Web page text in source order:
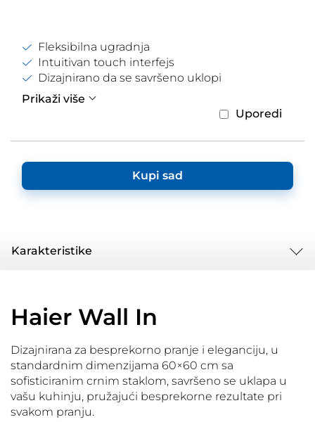
Fleksibilna ugradnja
Intuitivan touch interfejs
Dizajnirano da se savršeno uklopi
Prikaži više
Uporedi
Kupi sad
Karakteristike
Haier Wall In
Dizajnirana za besprekorno pranje i eleganciju, u
standardnim dimenzijama 60×60 cm sa
sofisticiranim crnim staklom, savršeno se uklapa u
vašu kuhinju, pružajući besprekorne rezultate pri
svakom pranju.